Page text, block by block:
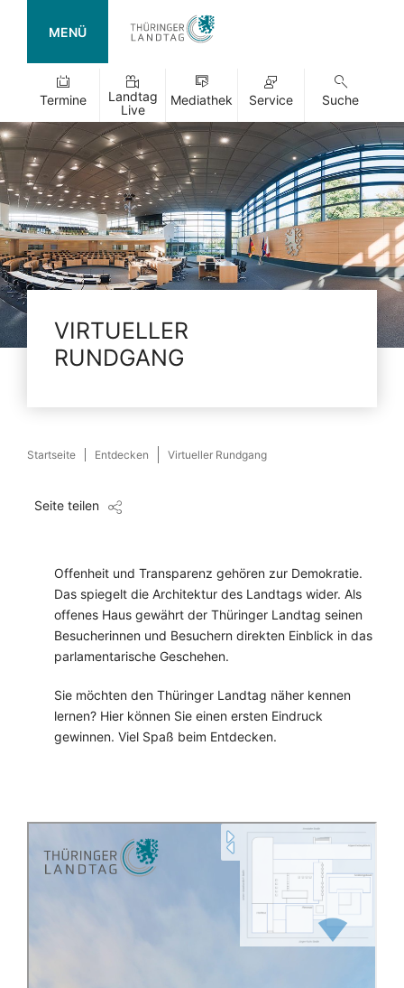
MENÜ
Termine
Landtag
Live
Mediathek Service Suche
VIRTUELLER
RUNDGANG
Startseite Entdecken Virtueller Rundgang
Seite teilen
Offenheit und Transparenz gehören zur Demokratie.
Das spiegelt die Architektur des Landtags wider. Als
offenes Haus gewährt der Thüringer Landtag seinen
Besucherinnen und Besuchern direkten Einblick in das
parlamentarische Geschehen.
Sie möchten den Thüringer Landtag näher kennen
lernen? Hier können Sie einen ersten Eindruck
gewinnen. Viel Spaß beim Entdecken.